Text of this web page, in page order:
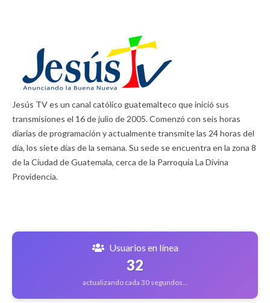
Jesús TV es un canal católico guatemalteco que inició sus
transmisiones el 16 de julio de 2005. Comenzó con seis horas
diarias de programación y actualmente transmite las 24 horas del
día, los siete días de la semana. Su sede se encuentra en la zona 8
de la Ciudad de Guatemala, cerca de la Parroquia La Divina
Providencia.
Usuarios en línea
32
actualizando cada 30 segundos...